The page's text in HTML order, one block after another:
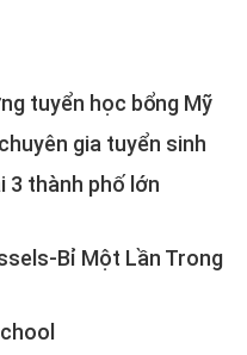
tuyển học bổng Mỹ
gia tuyển sinh
3 thành phố lớn
Bỉ Một Lần Trong